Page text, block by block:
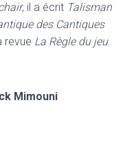
, il a écrit Talisman
des Cantiques
revue La Règle du jeu.
Mimouni